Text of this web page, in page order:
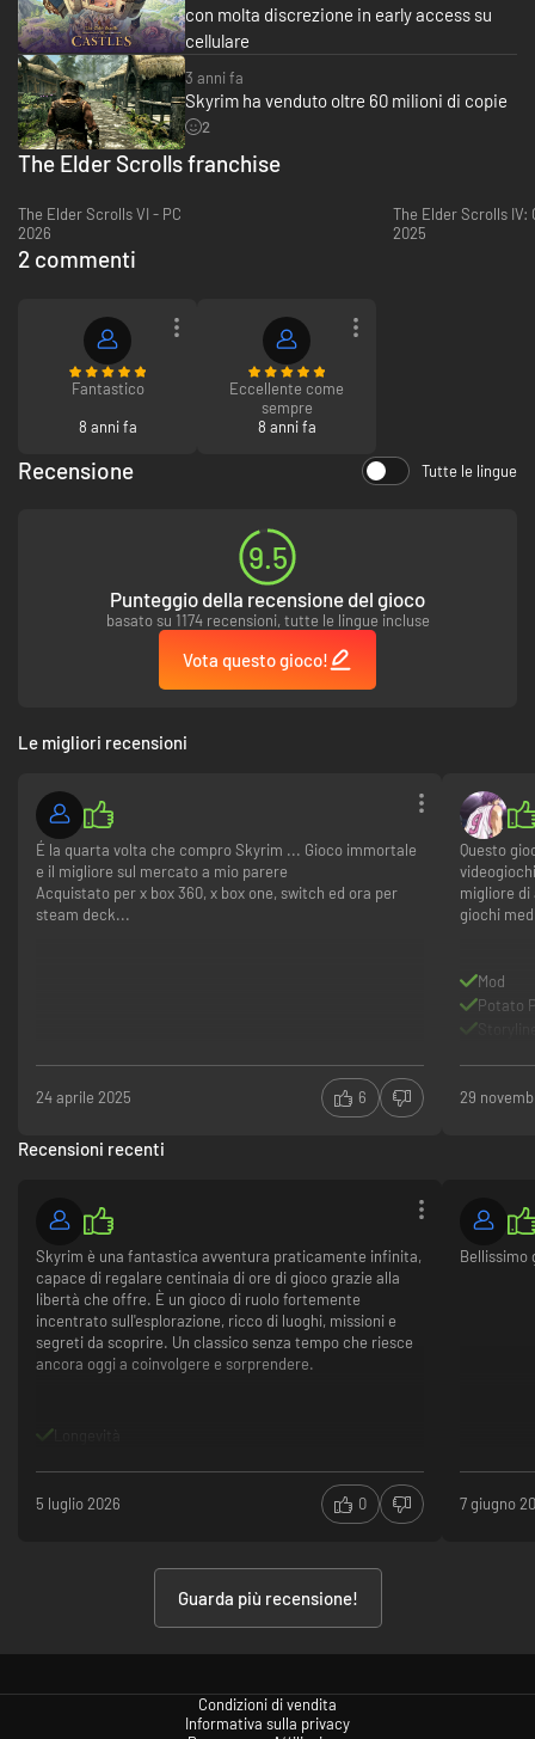
vantaggio.
con molta discrezione in early access su
cellulare
3 anni fa
Skyrim ha venduto oltre 60 milioni di copie
2
The Elder Scrolls franchise
The Elder Scrolls VI - PC
2026
The Elder Scrolls IV:
2025
2 commenti
Fantastico
8 anni fa
Eccellente come
sempre
8 anni fa
Recensione Tutte le lingue
9.5
Punteggio della recensione del gioco
basato su 1174 recensioni, tutte le lingue incluse
Vota questo gioco!
Le migliori recensioni
É la quarta volta che compro Skyrim ... Gioco immortale
e il migliore sul mercato a mio parere
Acquistato per x box 360, x box one, switch ed ora per
steam deck...
24 aprile 2025 6
Questo
migliore di
giochi
Mod
Potato
29
Recensioni recenti
Skyrim è una fantastica avventura praticamente infinita,
capace di regalare centinaia di ore di gioco grazie alla
libertà che offre. È un gioco di ruolo fortemente
incentrato sull'esplorazione, ricco di luoghi, missioni e
segreti da scoprire. Un classico senza tempo che riesce
ancora oggi a coinvolgere e sorprendere.
5 luglio 2026 0
Bellissimo
7 giugno
Guarda più recensione!
Condizioni di vendita
Informativa sulla privacy